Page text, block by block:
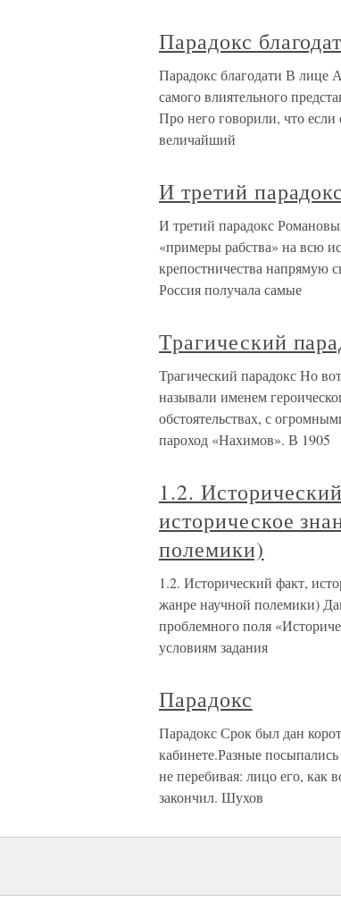
Парадокс
Парадокс благодати В лице
самого влиятельного
Про него говорили, что
величайший
И третий
И третий парадокс
«примеры рабства» на всю
крепостничества напрямую
Россия получала самые
Трагический
Трагический парадокс Но
называли именем
обстоятельствах, с
пароход «Нахимов». В 1905
1.2.
историческое
полемики)
1.2. Исторический факт,
жанре научной полемики)
проблемного поля
условиям задания
Парадокс
Парадокс Срок был дан
кабинете.Разные
не перебивая: лицо его, как
закончил. Шухов